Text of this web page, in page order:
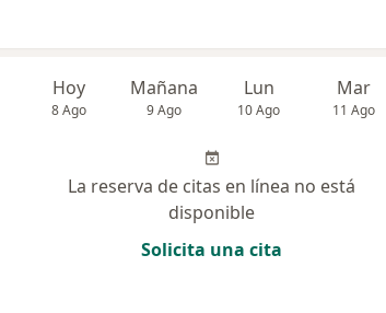
Hoy
8 Ago
Mañana
9 Ago
Lun
10 Ago
Mar
11 Ago
La reserva de citas en línea no está
disponible
Solicita una cita